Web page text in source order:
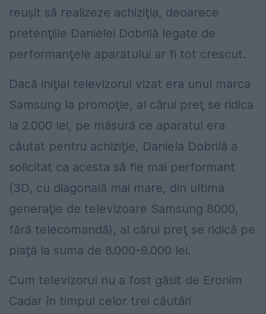
reuşit să realizeze achiziţia, deoarece
pretenţiile Danielei Dobrilă legate de
performanţele aparatului ar fi tot crescut.
Dacă iniţial televizorul vizat era unul marca
Samsung la promoţie, al cărui preţ se ridica
la 2.000 lei, pe măsură ce aparatul era
căutat pentru achiziţie, Daniela Dobrilă a
solicitat ca acesta să fie mai performant
(3D, cu diagonală mai mare, din ultima
generaţie de televizoare Samsung 8000,
fără telecomandă), al cărui preţ se ridică pe
piaţă la suma de 8.000-9.000 lei.
Cum televizorul nu a fost găsit de Eronim
Cadar în timpul celor trei căutări